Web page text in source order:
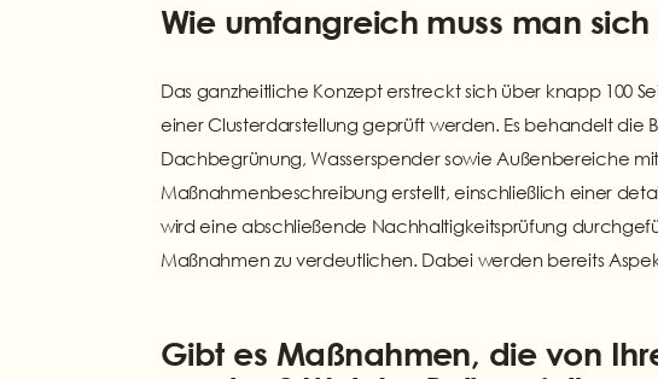
Wie umfangreich muss man
Das ganzheitliche Konzept erstreckt sich über knapp 100
einer Clusterdarstellung geprüft werden. Es behandelt die
Dachbegrünung, Wasserspender sowie Außenbereiche
Maßnahmenbeschreibung erstellt, einschließlich einer
wird eine abschließende Nachhaltigkeitsprüfung
Maßnahmen zu verdeutlichen. Dabei werden bereits
Gibt es Maßnahmen, die von